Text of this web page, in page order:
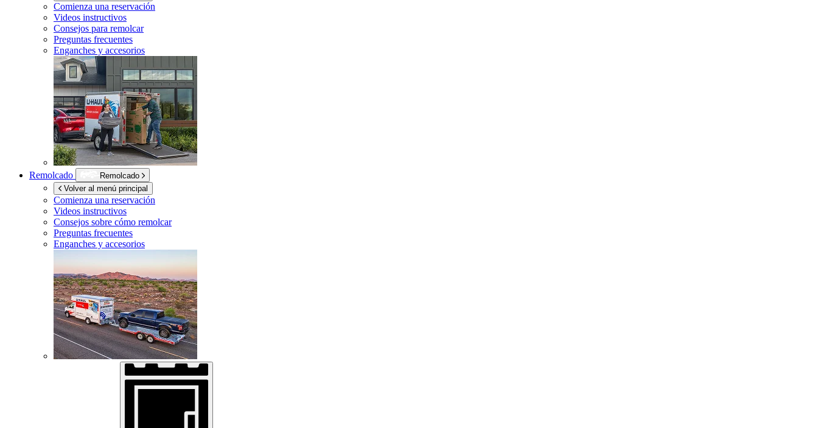
Comienza una reservación
Videos instructivos
Consejos para remolcar
Preguntas frecuentes
Enganches y accesorios
Remolcado
Remolcado
Volver al menú principal
Comienza una reservación
Videos instructivos
Consejos sobre cómo remolcar
Preguntas frecuentes
Enganches y accesorios